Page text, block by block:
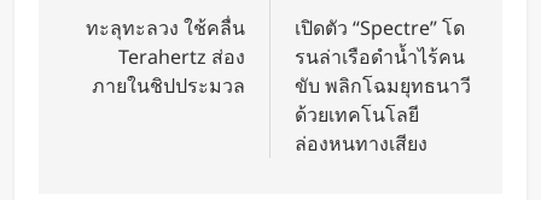
ทะลุทะลวง ใช้คลื่น
Terahertz ส่อง
ภายในชิปประมวล
เปิดตัว “Spectre” โด
รนล่าเรือดำน้ำไร้คน
ขับ พลิกโฉมยุทธนาวี
ด้วยเทคโนโลยี
ล่องหนทางเสียง